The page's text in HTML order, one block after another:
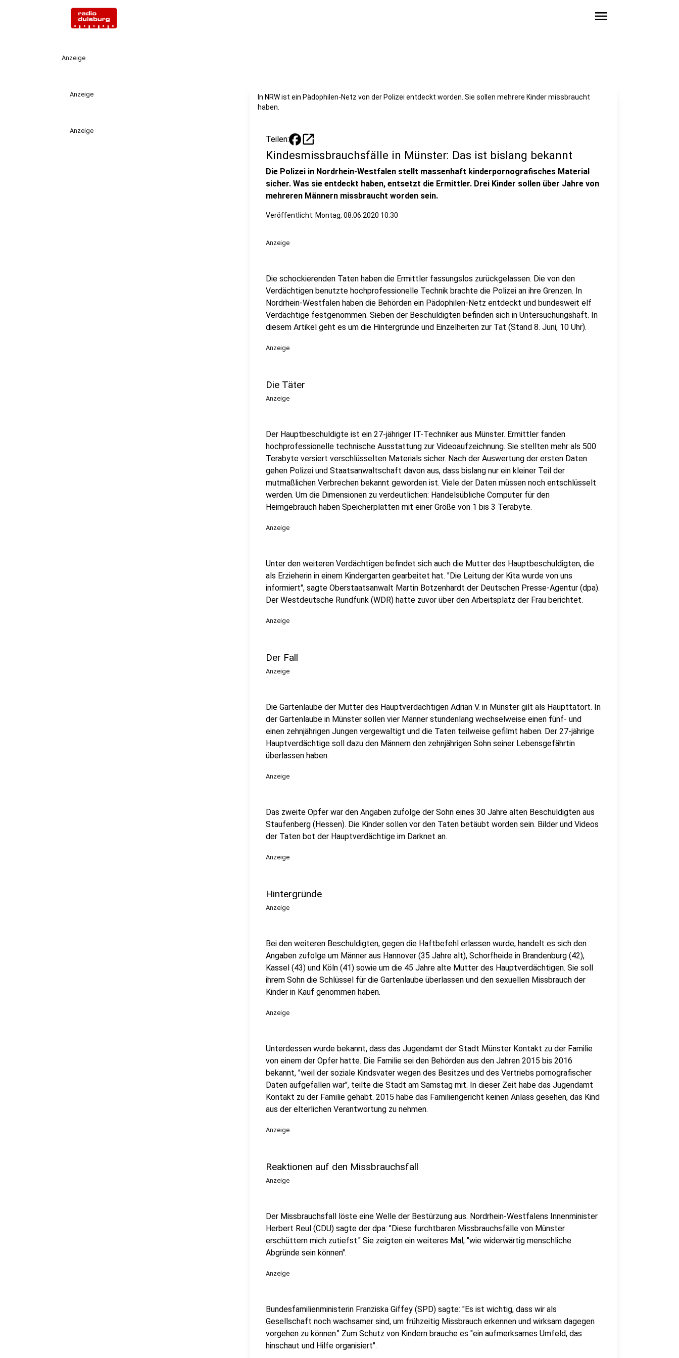
menu
Anzeige
Anzeige
Anzeige
In NRW ist ein Pädophilen-Netz von der Polizei entdeckt worden. Sie sollen mehrere Kinder missbraucht
haben.
Teilen: open_in_new
Kindesmissbrauchsfälle in Münster: Das ist bislang bekannt
Die Polizei in Nordrhein-Westfalen stellt massenhaft kinderpornografisches Material
sicher. Was sie entdeckt haben, entsetzt die Ermittler. Drei Kinder sollen über Jahre von
mehreren Männern missbraucht worden sein.
Veröffentlicht: Montag, 08.06.2020 10:30
Anzeige
Die schockierenden Taten haben die Ermittler fassungslos zurückgelassen. Die von den
Verdächtigen benutzte hochprofessionelle Technik brachte die Polizei an ihre Grenzen. In
Nordrhein-Westfalen haben die Behörden ein Pädophilen-Netz entdeckt und bundesweit elf
Verdächtige festgenommen. Sieben der Beschuldigten befinden sich in Untersuchungshaft. In
diesem Artikel geht es um die Hintergründe und Einzelheiten zur Tat (Stand 8. Juni, 10 Uhr).
Anzeige
Die Täter
Anzeige
Der Hauptbeschuldigte ist ein 27-jähriger IT-Techniker aus Münster. Ermittler fanden
hochprofessionelle technische Ausstattung zur Videoaufzeichnung. Sie stellten mehr als 500
Terabyte versiert verschlüsselten Materials sicher. Nach der Auswertung der ersten Daten
gehen Polizei und Staatsanwaltschaft davon aus, dass bislang nur ein kleiner Teil der
mutmaßlichen Verbrechen bekannt geworden ist. Viele der Daten müssen noch entschlüsselt
werden. Um die Dimensionen zu verdeutlichen: Handelsübliche Computer für den
Heimgebrauch haben Speicherplatten mit einer Größe von 1 bis 3 Terabyte.
Anzeige
Unter den weiteren Verdächtigen befindet sich auch die Mutter des Hauptbeschuldigten, die
als Erzieherin in einem Kindergarten gearbeitet hat. "Die Leitung der Kita wurde von uns
informiert", sagte Oberstaatsanwalt Martin Botzenhardt der Deutschen Presse-Agentur (dpa).
Der Westdeutsche Rundfunk (WDR) hatte zuvor über den Arbeitsplatz der Frau berichtet.
Anzeige
Der Fall
Anzeige
Die Gartenlaube der Mutter des Hauptverdächtigen Adrian V. in Münster gilt als Haupttatort. In
der Gartenlaube in Münster sollen vier Männer stundenlang wechselweise einen fünf- und
einen zehnjährigen Jungen vergewaltigt und die Taten teilweise gefilmt haben. Der 27-jährige
Hauptverdächtige soll dazu den Männern den zehnjährigen Sohn seiner Lebensgefährtin
überlassen haben.
Anzeige
Das zweite Opfer war den Angaben zufolge der Sohn eines 30 Jahre alten Beschuldigten aus
Staufenberg (Hessen). Die Kinder sollen vor den Taten betäubt worden sein. Bilder und Videos
der Taten bot der Hauptverdächtige im Darknet an.
Anzeige
Hintergründe
Anzeige
Bei den weiteren Beschuldigten, gegen die Haftbefehl erlassen wurde, handelt es sich den
Angaben zufolge um Männer aus Hannover (35 Jahre alt), Schorfheide in Brandenburg (42),
Kassel (43) und Köln (41) sowie um die 45 Jahre alte Mutter des Hauptverdächtigen. Sie soll
ihrem Sohn die Schlüssel für die Gartenlaube überlassen und den sexuellen Missbrauch der
Kinder in Kauf genommen haben.
Anzeige
Unterdessen wurde bekannt, dass das Jugendamt der Stadt Münster Kontakt zu der Familie
von einem der Opfer hatte. Die Familie sei den Behörden aus den Jahren 2015 bis 2016
bekannt, "weil der soziale Kindsvater wegen des Besitzes und des Vertriebs pornografischer
Daten aufgefallen war", teilte die Stadt am Samstag mit. In dieser Zeit habe das Jugendamt
Kontakt zu der Familie gehabt. 2015 habe das Familiengericht keinen Anlass gesehen, das Kind
aus der elterlichen Verantwortung zu nehmen.
Anzeige
Reaktionen auf den Missbrauchsfall
Anzeige
Der Missbrauchsfall löste eine Welle der Bestürzung aus. Nordrhein-Westfalens Innenminister
Herbert Reul (CDU) sagte der dpa: "Diese furchtbaren Missbrauchsfälle von Münster
erschüttern mich zutiefst." Sie zeigten ein weiteres Mal, "wie widerwärtig menschliche
Abgründe sein können".
Anzeige
Bundesfamilienministerin Franziska Giffey (SPD) sagte: "Es ist wichtig, dass wir als
Gesellschaft noch wachsamer sind, um frühzeitig Missbrauch erkennen und wirksam dagegen
vorgehen zu können." Zum Schutz von Kindern brauche es "ein aufmerksames Umfeld, das
hinschaut und Hilfe organisiert".